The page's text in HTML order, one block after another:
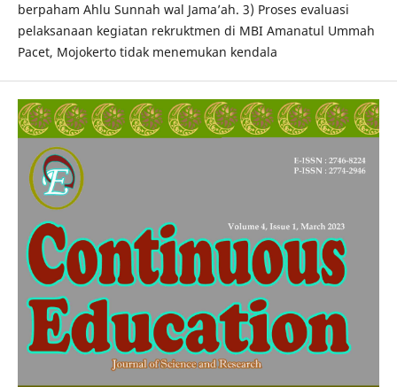
berpaham Ahlu Sunnah wal Jama’ah. 3) Proses evaluasi
pelaksanaan kegiatan rekruktmen di MBI Amanatul Ummah
Pacet, Mojokerto tidak menemukan kendala